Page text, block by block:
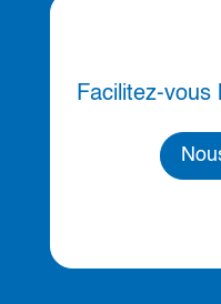
Facilitez-vous